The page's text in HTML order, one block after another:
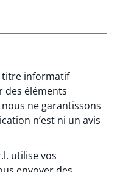
titre informatif
des éléments
ne garantissons
n’est ni un avis
utilise vos